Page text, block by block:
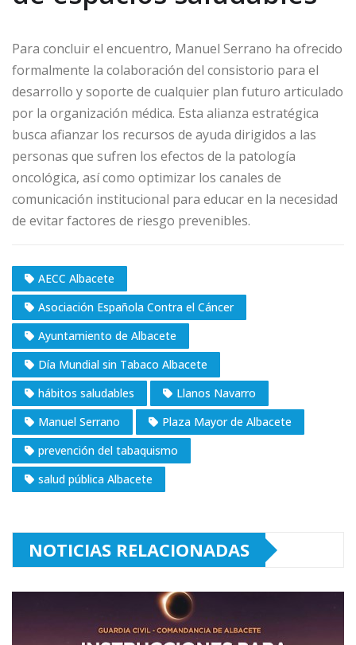
Para concluir el encuentro, Manuel Serrano ha ofrecido
formalmente la colaboración del consistorio para el
desarrollo y soporte de cualquier plan futuro articulado
por la organización médica. Esta alianza estratégica
busca afianzar los recursos de ayuda dirigidos a las
personas que sufren los efectos de la patología
oncológica, así como optimizar los canales de
comunicación institucional para educar en la necesidad
de evitar factores de riesgo prevenibles.
AECC Albacete
Asociación Española Contra el Cáncer
Ayuntamiento de Albacete
Día Mundial sin Tabaco Albacete
hábitos saludables
Llanos Navarro
Manuel Serrano
Plaza Mayor de Albacete
prevención del tabaquismo
salud pública Albacete
NOTICIAS RELACIONADAS